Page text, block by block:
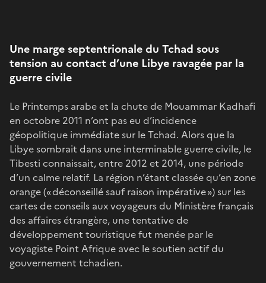
Une marge septentrionale du Tchad sous
tension au contact d’une Libye ravagée par la
guerre civile
Le Printemps arabe et la chute de Mouammar Kadhafi
en octobre 2011 n’ont pas eu d’incidence
géopolitique immédiate sur le Tchad. Alors que la
Libye sombrait dans une interminable guerre civile, le
Tibesti connaissait, entre 2012 et 2014, une période
d’un calme relatif. La région n’étant classée qu’en zone
orange (« déconseillé sauf raison impérative ») sur les
cartes de conseils aux voyageurs du Ministère français
des affaires étrangère, une tentative de
développement touristique fut menée par le
voyagiste Point Afrique avec le soutien actif du
gouvernement tchadien.